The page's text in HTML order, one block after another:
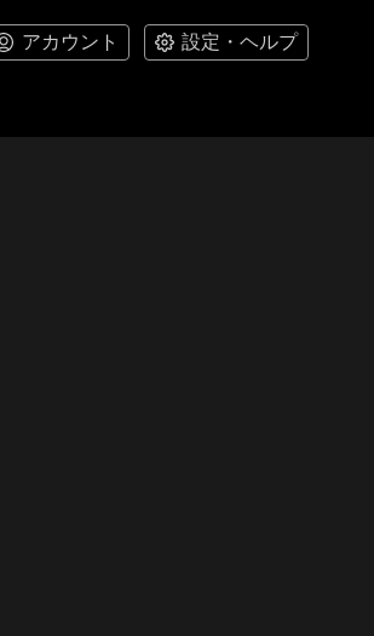
アカウント 設定・ヘルプ